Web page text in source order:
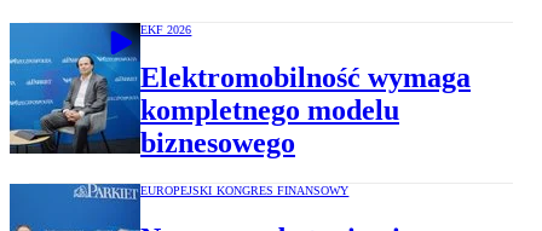
EKF 2026
Elektromobilność wymaga
kompletnego modelu
biznesowego
EUROPEJSKI KONGRES FINANSOWY